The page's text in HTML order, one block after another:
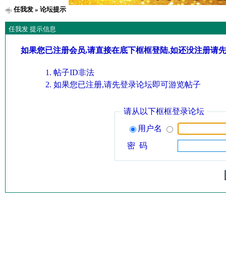
任我发» 论坛提示
任我发 提示信息
如果您已注册会员,请直接在底下框框登陆,如还没注册请
帖子ID非法
如果您已注册,请先登录论坛即可游览帖子
请从以下框框登录论坛
用户名
密 码